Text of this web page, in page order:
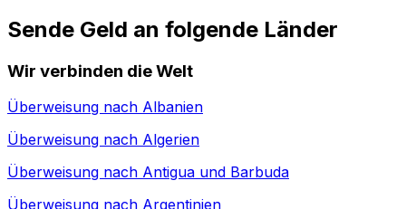
Sende Geld an folgende Länder
Wir verbinden die Welt
Überweisung nach Albanien
Überweisung nach Algerien
Überweisung nach Antigua und Barbuda
Überweisung nach Argentinien